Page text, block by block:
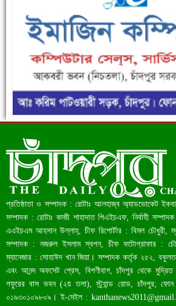
ফরিদগঞ্জে ড্রেন ও সড়ক নির্মাণে ধীরগতি জনদুর্ভোগ চরমে
রেকর্ড ৪৫.৪৬ বিলিয়ন ডলারের রিজার্ভ
বাংলাদেশ আজ মধ্যম আয়ের দেশে উন্নীত হওয়ার পথে
প্রতিষ্ঠাতা ও সম্পাদক : রোটাঃ আলহাজ্ব অ্যাডভোকেট
সম্পাদক : রোটাঃ কাজী শাহাদাত পিএইচএফ, নির্বাহী
এএইচএম আহসান উল্লাহ্, চীফ রিপোর্টার : বিমল চৌধুরী,
সম্পাদক : নজরুল ইসলাম স্বপন, চীফ ফটোগ্রাফার :
ম্যানেজার : সোহাঈদ খান জিয়া। সম্পাদক কর্তৃক ২৫২,
এবং আনন্দ অফসেট প্রেস, বিপণীবাগ, চাঁদপুর থেকে
গফুরের বাস ভবন (২য় তলা), স্ট্র্যান্ড রোড, চাঁদপুর;
০১৯৩০১০৯৮০৯। ই-মেইল :